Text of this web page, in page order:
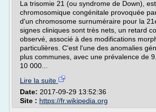
La trisomie 21 (ou syndrome de Down),
chromosomique congénitale provoquée
d'un chromosome surnuméraire pour la
signes cliniques sont très nets, un retard
observé, associé à des modifications
particulières. C'est l'une des anomalies
plus communes, avec une prévalence de
10 000...
Lire la suite
Date: 2017-09-29 13:52:36
Site : https://fr.wikipedia.org